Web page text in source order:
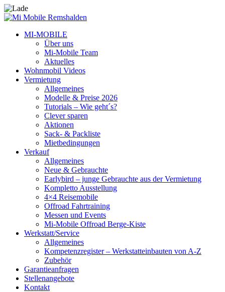
MI-MOBILE
Über uns
Mi-Mobile Team
Aktuelles
Wohnmobil Videos
Vermietung
Allgemeines
Modelle & Preise 2026
Tutorials – Wie geht´s?
Clever sparen
Aktionen
Sack- & Packliste
Mietbedingungen
Verkauf
Allgemeines
Neue & Gebrauchte
Earlybird – junge Gebrauchte aus der Vermietung
Kompletto Ausstellung
4×4 Reisemobile
Offroad Fahrtraining
Messen und Events
Mi-Mobile Offroad Berge-Kiste
Werkstatt/Service
Allgemeines
Kompetenzregister – Werkstatteinbauten von A-Z
Zubehör
Garantieanfragen
Stellenangebote
Kontakt